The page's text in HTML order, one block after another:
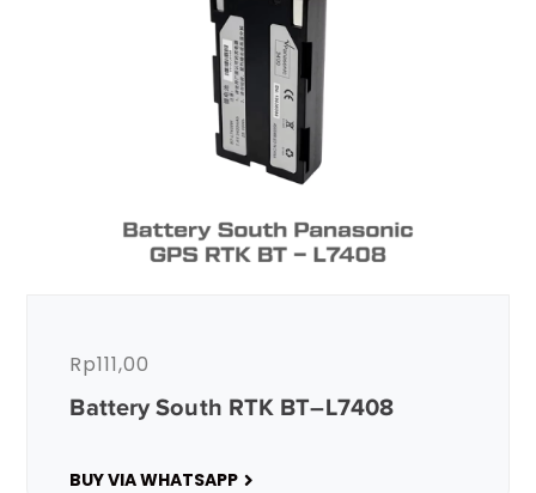
Battery South RTK BT–L7408
Rp111,00
BUY VIA WHATSAPP